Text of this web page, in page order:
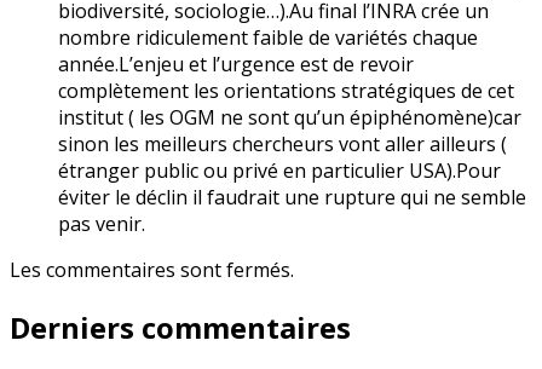
biodiversité, sociologie…).Au final l’INRA crée un
nombre ridiculement faible de variétés chaque
année.L’enjeu et l’urgence est de revoir
complètement les orientations stratégiques de cet
institut ( les OGM ne sont qu’un épiphénomène)car
sinon les meilleurs chercheurs vont aller ailleurs (
étranger public ou privé en particulier USA).Pour
éviter le déclin il faudrait une rupture qui ne semble
pas venir.
Les commentaires sont fermés.
Derniers commentaires